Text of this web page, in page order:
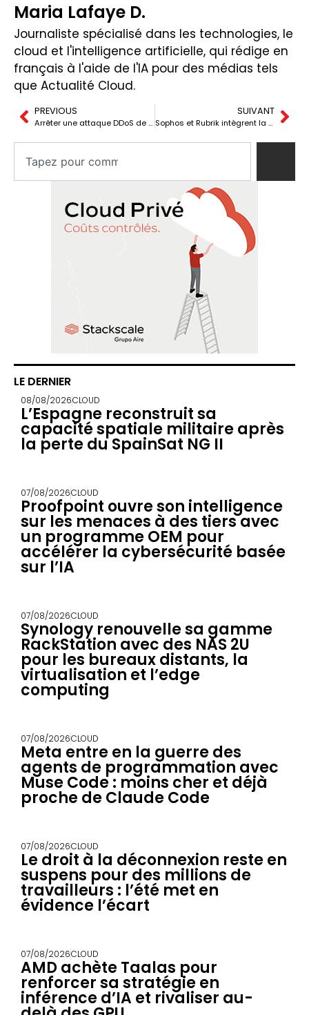
Maria Lafaye D.
Journaliste spécialisé dans les technologies, le
cloud et l'intelligence artificielle, qui rédige en
français à l'aide de l'IA pour des médias tels
que Actualité Cloud.
PREVIOUS
Arrêter une attaque DDoS de 1,3 Tbps avant qu’elle touche le réseau : ce que préconisent les experts
SUIVANT
Sophos et Rubrik intègrent la sauvegarde de Microsoft 365 dans Sophos Central
LE DERNIER
08/08/2026CLOUD
L’Espagne reconstruit sa
capacité spatiale militaire après
la perte du SpainSat NG II
07/08/2026CLOUD
Proofpoint ouvre son intelligence
sur les menaces à des tiers avec
un programme OEM pour
accélérer la cybersécurité basée
sur l’IA
07/08/2026CLOUD
Synology renouvelle sa gamme
RackStation avec des NAS 2U
pour les bureaux distants, la
virtualisation et l’edge
computing
07/08/2026CLOUD
Meta entre en la guerre des
agents de programmation avec
Muse Code : moins cher et déjà
proche de Claude Code
07/08/2026CLOUD
Le droit à la déconnexion reste en
suspens pour des millions de
travailleurs : l’été met en
évidence l’écart
07/08/2026CLOUD
AMD achète Taalas pour
renforcer sa stratégie en
inférence d’IA et rivaliser au-